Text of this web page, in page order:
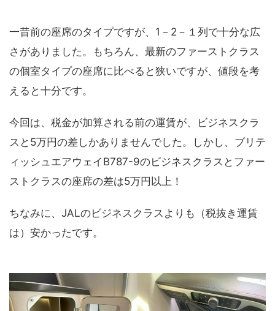
一昔前の座席のタイプですが、1－2－１列で十分な広
さがありました。もちろん、最新のファーストクラス
の個室タイプの座席に比べると狭いですが、値段を考
えると十分です。
今回は、税金が加算される前の運賃が、ビジネスクラ
スと5万円の差しかありませんでした。しかし、ブリテ
ィッシュエアウェイB787-9のビジネスクラスとファー
ストクラスの座席の差は5万円以上！
ちなみに、JALのビジネスクラスよりも（税抜き運賃
は）安かったです。